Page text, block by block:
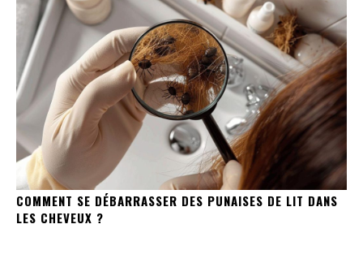
COMMENT SE DÉBARRASSER DES PUNAISES DE LIT DANS
LES CHEVEUX ?